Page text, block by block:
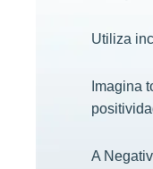
Utiliza
Imagina
A